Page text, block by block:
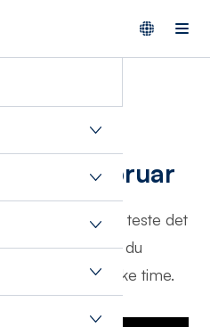
23. februar
19.00 kan du teste det
Ønsker du
må du booke time.